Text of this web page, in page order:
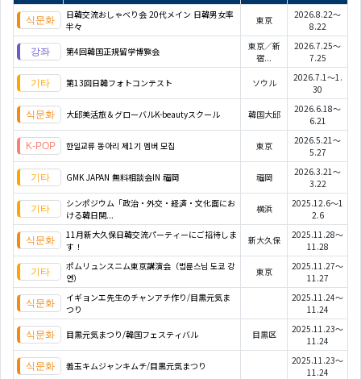
日韓交流おしゃべり会 20代メイン 日韓男女率
半々
東京
2026.8.22～
8.22
第4回韓国正規留学博覧会
東京／新
宿...
2026.7.25～
7.25
第13回日韓フォトコンテスト ソウル
2026.7.1～1.
30
大邱美活旅＆グローバルK-beautyスクール 韓国大邱
2026.6.18～
6.21
한일교류 동아리 제1기 멤버 모집 東京
2026.5.21～
5.27
GMK JAPAN 無料相談会IN 福岡 福岡
2026.3.21～
3.22
シンポジウム「政治・外交・経済・文化面にお
ける韓日関...
横浜
2025.12.6～1
2.6
11月新大久保日韓交流パーティーにご招待しま
す！
新大久保
2025.11.28～
11.28
ポムリュンスニム東京講演会（법륜스님 도쿄 강
연）
東京
2025.11.27～
11.27
イギョンエ先生のチャンアチ作り/目黒元気ま
つり
2025.11.24～
11.24
目黒元気まつり/韓国フェスティバル 目黒区
2025.11.23～
11.24
善玉キムジャンキムチ/目黒元気まつり
2025.11.23～
11.24